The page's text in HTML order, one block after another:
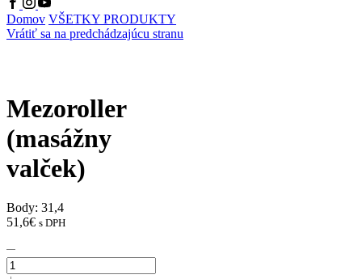
Domov VŠETKY PRODUKTY
Vrátiť sa na predchádzajúcu stranu
Mezoroller
(masážny
valček)
Body: 31,4
51,6€ s DPH